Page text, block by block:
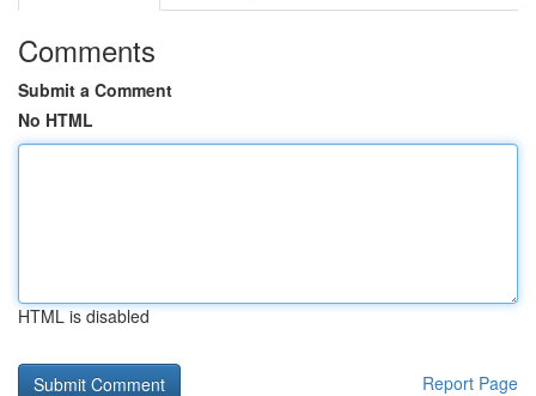
Comments
Submit a Comment
No HTML
HTML is disabled
Report Page